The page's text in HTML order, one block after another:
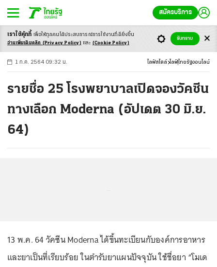
สมัครบริการ
-ก ก ก+
1 ก.ค. 2564 09:32 น. ไลฟ์สไตล์ ไลฟ์ไทยรัฐออนไลน์
รายชื่อ 25 โรงพยาบาลเปิดจองวัคซีน
ทางเลือก Moderna (อัปเดต 30 มิ.ย.
64)
13 พ.ค. 64 วัคซีน Moderna ได้ขึ้นทะเบียนกับองค์การอาหาร
และยาเป็นที่เรียบร้อย ในตำรับยาแผนปัจจุบัน ใช้ชื่อยา “โมเด
เราใช้คุ้กกี้ เพื่อให้ทุกคนได้ประสบการณ์การใช้งานที่ดียิ่งขึ้น
อ่านเพิ่มเติมคลิก (Privacy Policy) และ (Cookie Policy)
รับทราบ